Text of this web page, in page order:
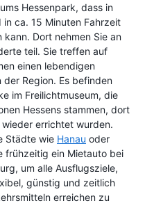
Hessenpark, dass in
ca. 15 Minuten Fahrzeit
Dort nehmen Sie an
teil. Sie treffen auf
einen lebendigen
Region. Es befinden
im Freilichtmuseum, die
Hessens stammen, dort
errichtet wurden.
Städte wie Hanau oder
frühzeitig ein Mietauto bei
um alle Ausflugsziele,
günstig und zeitlich
erreichen zu